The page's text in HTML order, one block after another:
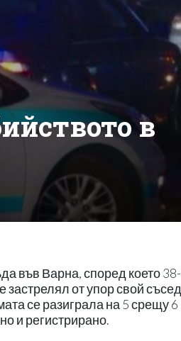
в
във Варна, според което 38-
от упор свой
се разиграла на 5 срещу 6
и регистрирано.